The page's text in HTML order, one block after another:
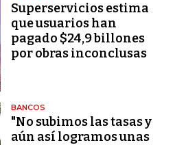
Superservicios estima
que usuarios han
pagado $24,9 billones
por obras inconclusas
BANCOS
"No subimos las tasas y
aún así logramos unas